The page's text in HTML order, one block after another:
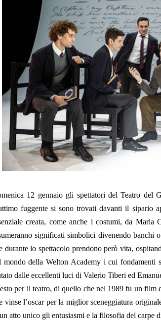
12 gennaio gli spettatori del Teatro del
fuggente si sono trovati davanti il sipario
creata, come anche i costumi, da
significati simbolici divenendo banchi
durante lo spettacolo prendono però vita,
mondo della Welton Academy i cui fondamenti
dalle eccellenti luci di Valerio Tiberi ed
per il teatro, di quello che nel 1989 fu un film
vinse l’oscar per la miglior sceneggiatura
atto unico gli entusiasmi e la filosofia del carpe